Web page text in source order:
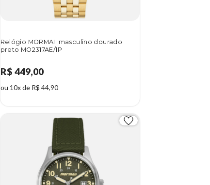
Relógio MORMAII masculino dourado
preto MO2317AE/1P
R$ 449,00
ou 10x de R$ 44,90